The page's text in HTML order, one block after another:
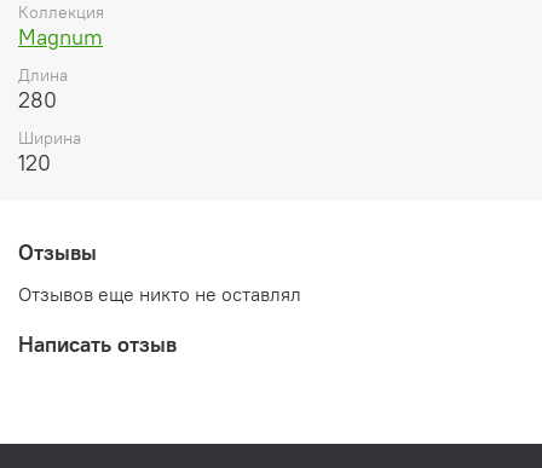
Коллекция
Magnum
Длина
280
Ширина
120
Отзывы
Отзывов еще никто не оставлял
Написать отзыв